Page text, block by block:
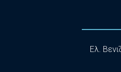
Ελ.